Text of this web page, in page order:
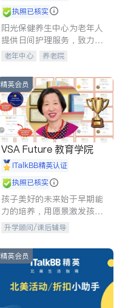
执照已核实
阳光保健养生中心为老年人
提供日间护理服务，致力于
通过持续的护理创新来有效
老年中心 养老院
精英会员
VSA Future 教育学院
iTalkBB精英认证
执照已核实
孩子美好的未来始于早期能
力的培养，用愿景激发孩子
的学习潜力和动力。理念：
石。
升学顾问/课后辅导
精英会员